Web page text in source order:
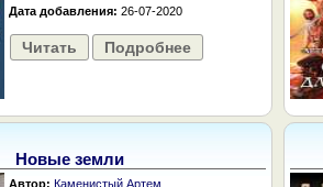
Дата добавления: 26-07-2020
Читать Подробнее
Новые земли
Автор: Каменистый Артем